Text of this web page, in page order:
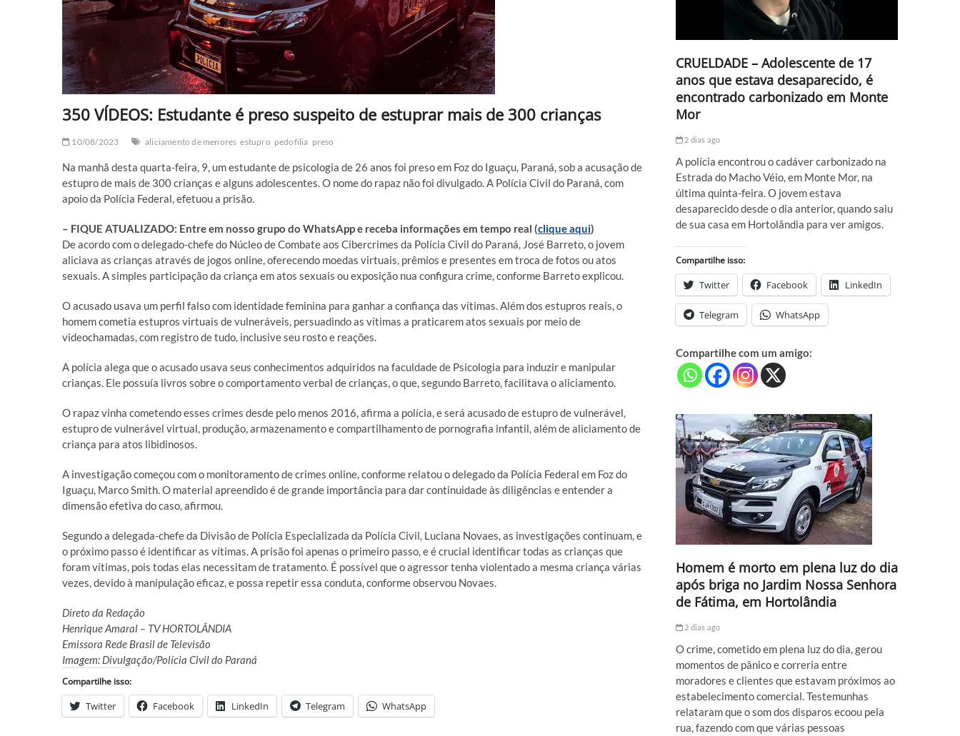
350 VÍDEOS: Estudante é preso suspeito de estuprar mais de 300 crianças
10/08/2023 aliciamento de menores estupro pedofilia preso
Na manhã desta quarta-feira, 9, um estudante de psicologia de 26 anos foi preso em Foz do Iguaçu, Paraná, sob a acusação de
estupro de mais de 300 crianças e alguns adolescentes. O nome do rapaz não foi divulgado. A Polícia Civil do Paraná, com
apoio da Polícia Federal, efetuou a prisão.
– FIQUE ATUALIZADO: Entre em nosso grupo do WhatsApp e receba informações em tempo real (clique aqui)
De acordo com o delegado-chefe do Núcleo de Combate aos Cibercrimes da Polícia Civil do Paraná, José Barreto, o jovem
aliciava as crianças através de jogos online, oferecendo moedas virtuais, prêmios e presentes em troca de fotos ou atos
sexuais. A simples participação da criança em atos sexuais ou exposição nua configura crime, conforme Barreto explicou.
O acusado usava um perfil falso com identidade feminina para ganhar a confiança das vítimas. Além dos estupros reais, o
homem cometia estupros virtuais de vulneráveis, persuadindo as vítimas a praticarem atos sexuais por meio de
videochamadas, com registro de tudo, inclusive seu rosto e reações.
A polícia alega que o acusado usava seus conhecimentos adquiridos na faculdade de Psicologia para induzir e manipular
crianças. Ele possuía livros sobre o comportamento verbal de crianças, o que, segundo Barreto, facilitava o aliciamento.
O rapaz vinha cometendo esses crimes desde pelo menos 2016, afirma a polícia, e será acusado de estupro de vulnerável,
estupro de vulnerável virtual, produção, armazenamento e compartilhamento de pornografia infantil, além de aliciamento de
criança para atos libidinosos.
A investigação começou com o monitoramento de crimes online, conforme relatou o delegado da Polícia Federal em Foz do
Iguaçu, Marco Smith. O material apreendido é de grande importância para dar continuidade às diligências e entender a
dimensão efetiva do caso, afirmou.
Segundo a delegada-chefe da Divisão de Polícia Especializada da Polícia Civil, Luciana Novaes, as investigações continuam, e
o próximo passo é identificar as vítimas. A prisão foi apenas o primeiro passo, e é crucial identificar todas as crianças que
foram vítimas, pois todas elas necessitam de tratamento. É possível que o agressor tenha violentado a mesma criança várias
vezes, devido à manipulação eficaz, e possa repetir essa conduta, conforme observou Novaes.
Direto da Redação
Henrique Amaral – TV HORTOLÂNDIA
Emissora Rede Brasil de Televisão
Imagem: Divulgação/Polícia Civil do Paraná
Compartilhe isso:
Twitter Facebook LinkedIn Telegram WhatsApp
CRUELDADE – Adolescente de 17
anos que estava desaparecido, é
encontrado carbonizado em Monte
Mor
2 dias ago
A polícia encontrou o cadáver carbonizado na
Estrada do Macho Véio, em Monte Mor, na
última quinta-feira. O jovem estava
desaparecido desde o dia anterior, quando saiu
de sua casa em Hortolândia para ver amigos.
Compartilhe isso:
Twitter Facebook LinkedIn
Telegram WhatsApp
Compartilhe com um amigo:
Homem é morto em plena luz do dia
após briga no Jardim Nossa Senhora
de Fátima, em Hortolândia
2 dias ago
O crime, cometido em plena luz do dia, gerou
momentos de pânico e correria entre
moradores e clientes que estavam próximos ao
estabelecimento comercial. Testemunhas
relataram que o som dos disparos ecoou pela
rua, fazendo com que várias pessoas